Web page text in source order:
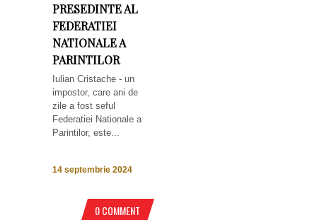
PRESEDINTE AL
FEDERATIEI
NATIONALE A
PARINTILOR
Iulian Cristache - un
impostor, care ani de
zile a fost seful
Federatiei Nationale a
Parintilor, este...
14 septembrie 2024
0 COMMENT